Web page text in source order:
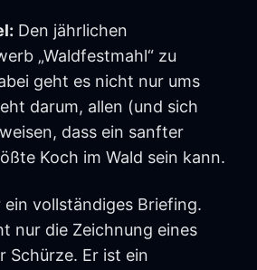
Den jährlichen
„Waldfestmahl“ zu
geht es nicht nur ums
darum, allen (und sich
dass ein sanfter
Koch im Wald sein kann.
vollständiges Briefing.
nur die Zeichnung eines
Schürze. Er ist ein